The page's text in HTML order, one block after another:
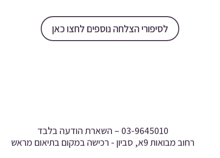
לסיפורי הצלחה נוספים לחצו כאן
03-9645010 –
השארת הודעה בלבד
רחוב מבואות 9א, סביון - רכישה במקום בתיאום מראש